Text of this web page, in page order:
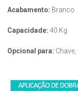
Acabamento: Branco
Capacidade: 40 Kg
Opcional para: